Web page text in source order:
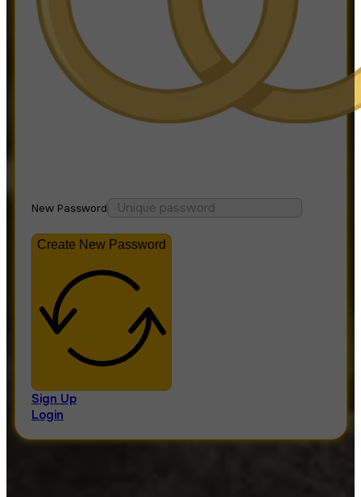
New Password
Create New Password
Sign Up
Login